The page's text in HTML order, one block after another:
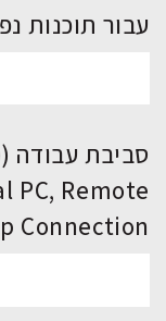
עבור תוכנות
PC, Remote
Connection)